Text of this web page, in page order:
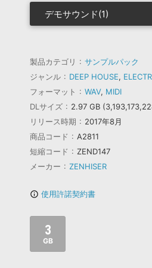
デモサウンド(1)
製品カテゴリ
サンプルパック
ジャンル
DEEP HOUSE,
フォーマット
WAV, MIDI
DLサイズ
2.97 GB
リリース時期
2017年8月
商品コード
A2811
短縮コード
ZEND147
メーカー
ZENHISER
info_outline 使用許諾契約書
3
GB